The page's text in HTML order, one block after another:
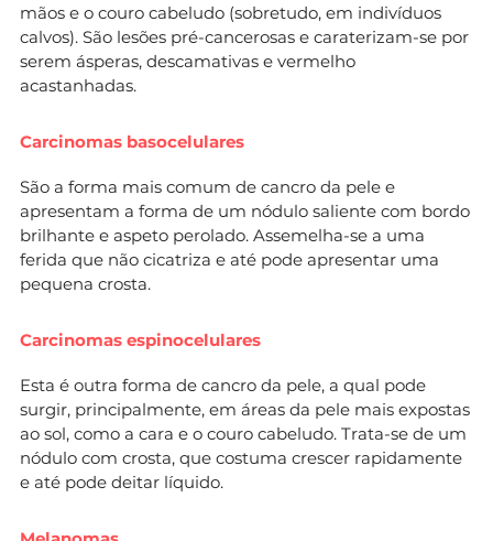
mãos e o couro cabeludo (sobretudo, em indivíduos
calvos). São lesões pré-cancerosas e caraterizam-se por
serem ásperas, descamativas e vermelho
acastanhadas.
Carcinomas basocelulares
São a forma mais comum de cancro da pele e
apresentam a forma de um nódulo saliente com bordo
brilhante e aspeto perolado. Assemelha-se a uma
ferida que não cicatriza e até pode apresentar uma
pequena crosta.
Carcinomas espinocelulares
Esta é outra forma de cancro da pele, a qual pode
surgir, principalmente, em áreas da pele mais expostas
ao sol, como a cara e o couro cabeludo. Trata-se de um
nódulo com crosta, que costuma crescer rapidamente
e até pode deitar líquido.